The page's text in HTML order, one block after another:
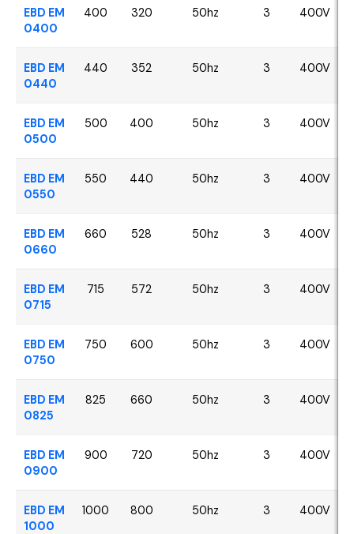
EBD EM
0400
400 320 50hz 3 400V
EBD EM
0440
440 352 50hz 3 400V
EBD EM
0500
500 400 50hz 3 400V
EBD EM
0550
550 440 50hz 3 400V
EBD EM
0660
660 528 50hz 3 400V
EBD EM
0715
715 572 50hz 3 400V
EBD EM
0750
750 600 50hz 3 400V
EBD EM
0825
825 660 50hz 3 400V
EBD EM
0900
900 720 50hz 3 400V
EBD EM
1000
1000 800 50hz 3 400V